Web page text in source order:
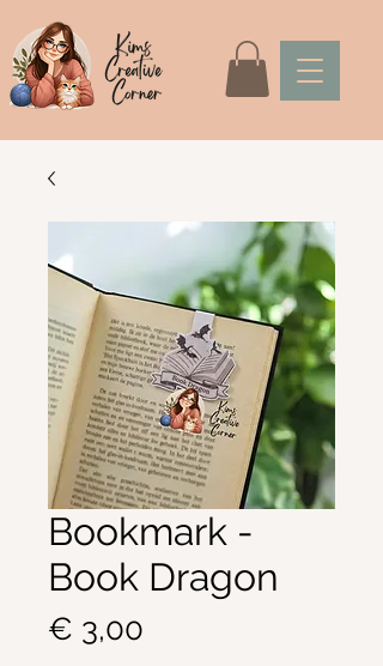
Bookmark -
Book Dragon
€ 3,00